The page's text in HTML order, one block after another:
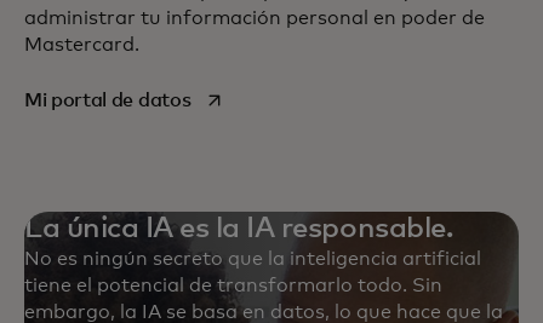
administrar tu información personal en poder de
Mastercard.
Mi portal de datosse abre en una pestaña nueva
La única IA es la IA responsable.
No es ningún secreto que la inteligencia artificial
tiene el potencial de transformarlo todo. Sin
embargo, la IA se basa en datos, lo que hace que la